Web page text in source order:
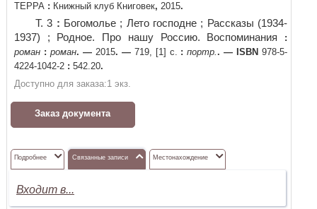
ТЕРРА : Книжный клуб Книговек, 2015.
Т. 3 : Богомолье ; Лето господне ; Рассказы (1934-
1937) ; Родное. Про нашу Россию. Воспоминания
:
роман : роман. —2015. —719, [1] с. : портр.. — ISBN 978-5-
4224-1042-2 : 542.20.
Доступно для заказа:1 экз.
Заказ документа
Подробнее Связанные записи Местонахождение
Входит в...